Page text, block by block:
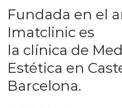
Fundada en el
Imatclinic es
la clínica de
Estética en
Barcelona.